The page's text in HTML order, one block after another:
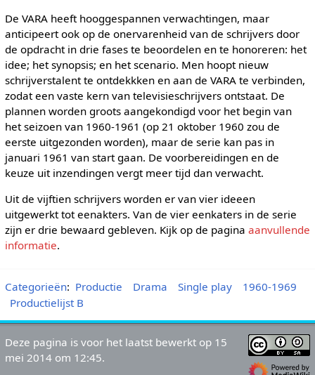
De VARA heeft hooggespannen verwachtingen, maar
anticipeert ook op de onervarenheid van de schrijvers door
de opdracht in drie fases te beoordelen en te honoreren: het
idee; het synopsis; en het scenario. Men hoopt nieuw
schrijverstalent te ontdekkken en aan de VARA te verbinden,
zodat een vaste kern van televisieschrijvers ontstaat. De
plannen worden groots aangekondigd voor het begin van
het seizoen van 1960-1961 (op 21 oktober 1960 zou de
eerste uitgezonden worden), maar de serie kan pas in
januari 1961 van start gaan. De voorbereidingen en de
keuze uit inzendingen vergt meer tijd dan verwacht.
Uit de vijftien schrijvers worden er van vier ideeen
uitgewerkt tot eenakters. Van de vier eenkaters in de serie
zijn er drie bewaard gebleven. Kijk op de pagina aanvullende
informatie.
Categorieën: Productie Drama Single play
1960-1969
Productielijst B
Deze pagina is voor het laatst bewerkt op 15
mei 2014 om 12:45.